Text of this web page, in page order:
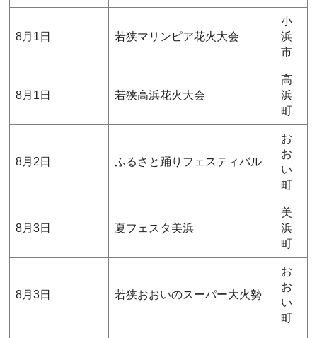
8月1日 若狭マリンピア花火大会
小
浜
市
8月1日 若狭高浜花火大会
高
浜
町
8月2日 ふるさと踊りフェスティバル
お
お
い
町
8月3日 夏フェスタ美浜
美
浜
町
8月3日 若狭おおいのスーパー大火勢
お
お
い
町